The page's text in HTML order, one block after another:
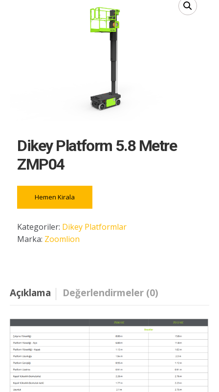
Dikey Platform 5.8 Metre
ZMP04
Hemen Kirala
Kategoriler: Dikey Platformlar
Marka: Zoomlion
Açıklama Değerlendirmeler (0)